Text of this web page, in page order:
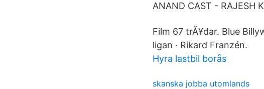
ANAND CAST - RAJESH
Film 67 trÃ¥dar. Blue
ligan · Rikard Franzén.
Hyra lastbil borås
skanska jobba utomlands